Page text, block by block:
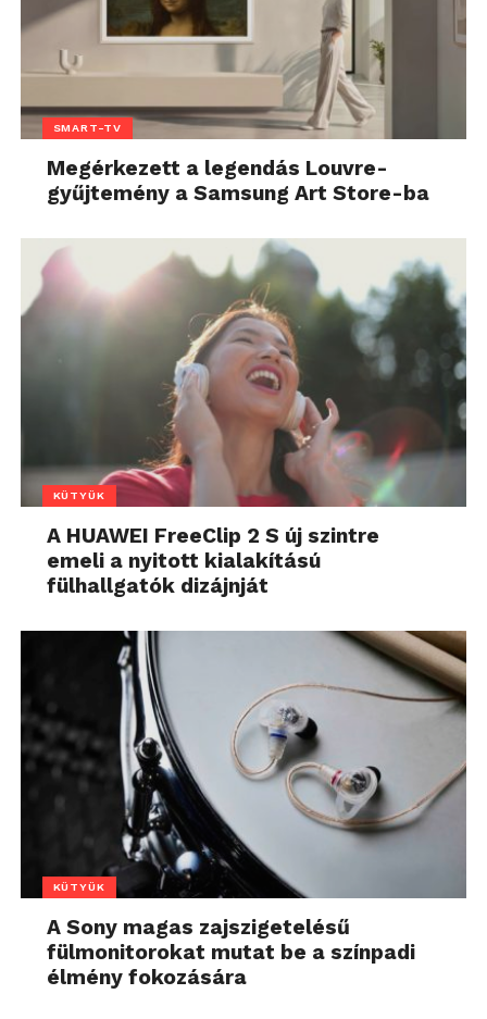
SMART-TV
Megérkezett a legendás Louvre-
gyűjtemény a Samsung Art Store-ba
KÜTYÜK
A HUAWEI FreeClip 2 S új szintre
emeli a nyitott kialakítású
fülhallgatók dizájnját
KÜTYÜK
A Sony magas zajszigetelésű
fülmonitorokat mutat be a színpadi
élmény fokozására